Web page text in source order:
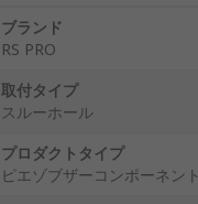
ブランド
RS PRO
取付タイプ
スルーホール
プロダクトタイプ
ピエゾブザーコンポーネント